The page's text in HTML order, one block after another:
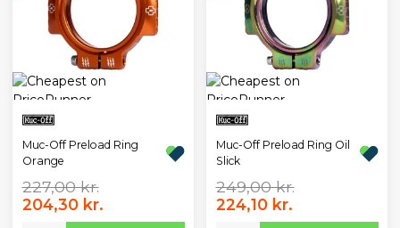
Muc-Off Preload Ring
Orange
227,00 kr.
204,30 kr.
Muc-Off Preload Ring Oil
Slick
249,00 kr.
224,10 kr.